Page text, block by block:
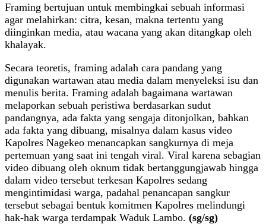
Framing bertujuan untuk membingkai sebuah informasi
agar melahirkan: citra, kesan, makna tertentu yang
diinginkan media, atau wacana yang akan ditangkap oleh
khalayak.
Secara teoretis, framing adalah cara pandang yang
digunakan wartawan atau media dalam menyeleksi isu dan
menulis berita. Framing adalah bagaimana wartawan
melaporkan sebuah peristiwa berdasarkan sudut
pandangnya, ada fakta yang sengaja ditonjolkan, bahkan
ada fakta yang dibuang, misalnya dalam kasus video
Kapolres Nagekeo menancapkan sangkurnya di meja
pertemuan yang saat ini tengah viral. Viral karena sebagian
video dibuang oleh oknum tidak bertanggungjawab hingga
dalam video tersebut terkesan Kapolres sedang
mengintimidasi warga, padahal penancapan sangkur
tersebut sebagai bentuk komitmen Kapolres melindungi
hak-hak warga terdampak Waduk Lambo. (sg/sg)